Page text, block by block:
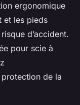
ergonomique
et les pieds
d’accident.
pour scie à
de la